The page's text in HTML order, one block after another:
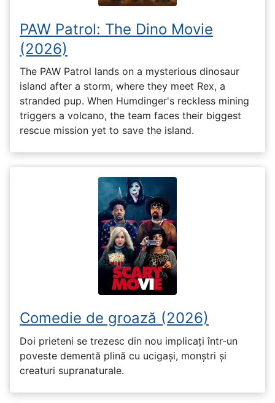
PAW Patrol: The Dino Movie
(2026)
The PAW Patrol lands on a mysterious dinosaur
island after a storm, where they meet Rex, a
stranded pup. When Humdinger's reckless mining
triggers a volcano, the team faces their biggest
rescue mission yet to save the island.
Comedie de groază (2026)
Doi prieteni se trezesc din nou implicați într-un
poveste dementă plină cu ucigași, monștri și
creaturi supranaturale.